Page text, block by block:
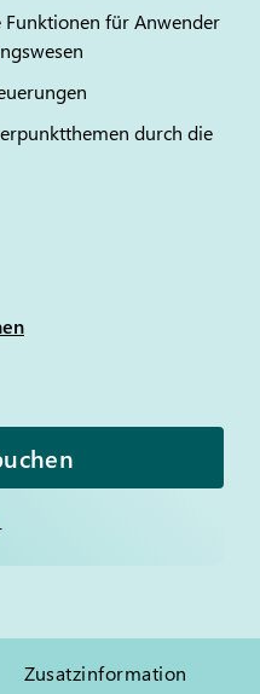
für Anwender
durch die
Zusatzinformation